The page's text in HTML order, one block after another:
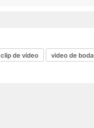
clip de vídeo video de boda